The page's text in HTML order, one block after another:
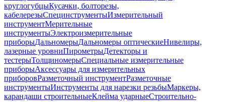
круглогубцыКусачки, болторезы,
кабелерезыСпецинструментыИзмерительный
инструментМерительные
инструментыЭлектроизмерительные
приборыДальномерыДальномеры оптическиеНивелиры,
лазерные уровниПирометрыДетекторы и
тестерыТолщиномерыСпециальные измерительные
приборыАксессуары для измерительных
приборовРазметочный инструментРазметочные
инструментыИнструменты для нарезки резьбыМаркеры,
карандаши строительныеКлейма ударныеСтроительно-